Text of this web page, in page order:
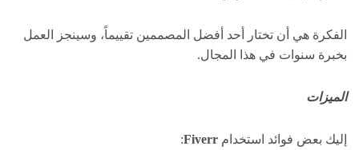
الفكرة هي أن تختار أحد أفضل المصممين تقييماً، وسينجز العمل
بخبرة سنوات في هذا المجال.
الميزات
إليك بعض فوائد استخدام Fiverr
: